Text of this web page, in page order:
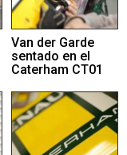
Van der Garde
sentado en el
Caterham CT01